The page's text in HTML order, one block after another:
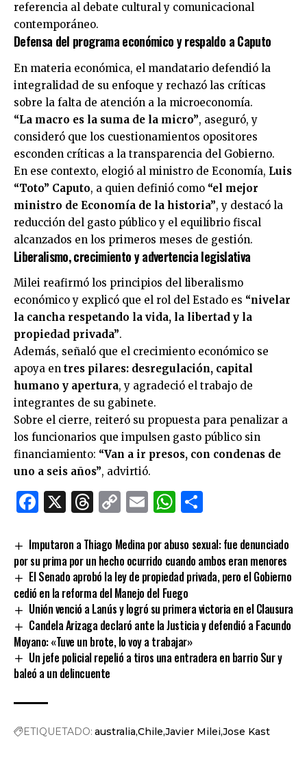
referencia al debate cultural y comunicacional
contemporáneo.
Defensa del programa económico y respaldo a Caputo
En materia económica, el mandatario defendió la
integralidad de su enfoque y rechazó las críticas
sobre la falta de atención a la microeconomía.
“La macro es la suma de la micro”, aseguró, y
consideró que los cuestionamientos opositores
esconden críticas a la transparencia del Gobierno.
En ese contexto, elogió al ministro de Economía, Luis
“Toto” Caputo, a quien definió como “el mejor
ministro de Economía de la historia”, y destacó la
reducción del gasto público y el equilibrio fiscal
alcanzados en los primeros meses de gestión.
Liberalismo, crecimiento y advertencia legislativa
Milei reafirmó los principios del liberalismo
económico y explicó que el rol del Estado es “nivelar
la cancha respetando la vida, la libertad y la
propiedad privada”.
Además, señaló que el crecimiento económico se
apoya en tres pilares: desregulación, capital
humano y apertura, y agradeció el trabajo de
integrantes de su gabinete.
Sobre el cierre, reiteró su propuesta para penalizar a
los funcionarios que impulsen gasto público sin
financiamiento: “Van a ir presos, con condenas de
uno a seis años”, advirtió.
Facebook
X Threads
CopyEmailWhatsApp
Imputaron a Thiago Medina por abuso sexual: fue denunciado
por su prima por un hecho ocurrido cuando ambos eran menores
El Senado aprobó la ley de propiedad privada, pero el Gobierno
cedió en la reforma del Manejo del Fuego
Unión venció a Lanús y logró su primera victoria en el Clausura
Candela Arizaga declaró ante la Justicia y defendió a Facundo
Moyano: «Tuve un brote, lo voy a trabajar»
Un jefe policial repelió a tiros una entradera en barrio Sur y
baleó a un delincuente
ETIQUETADO: australia Chile Javier MileiJose Kast